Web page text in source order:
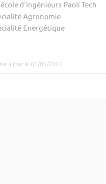
d'ingénieurs Paoli Tech
Agronomie
Energétique
à jour le 06/05/2024